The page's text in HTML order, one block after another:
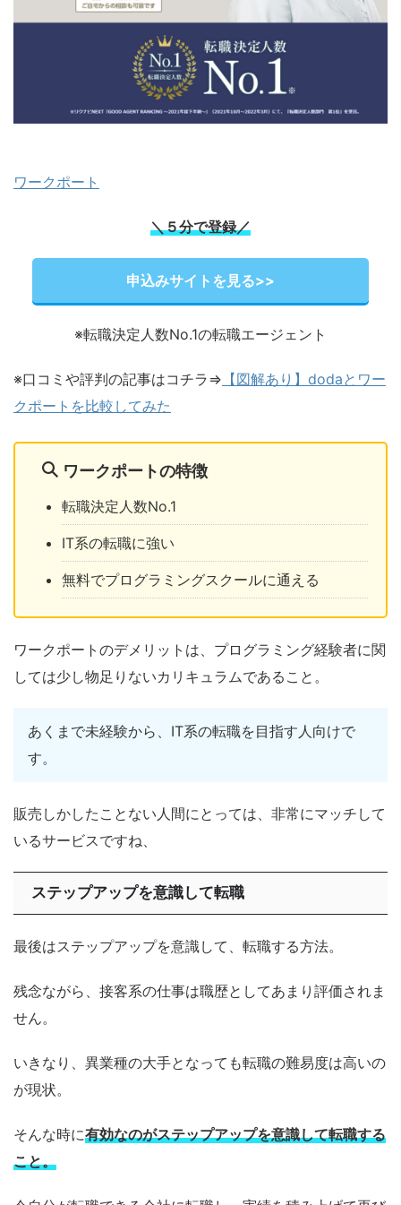
ワークポート
＼５分で登録／
申込みサイトを見る>>
※転職決定人数No.1の転職エージェント
※口コミや評判の記事はコチラ⇒ 【図解あり】dodaとワー
クポートを比較してみた
ワークポートの特徴
転職決定人数No.1
IT系の転職に強い
無料でプログラミングスクールに通える
ワークポートのデメリットは、プログラミング経験者に関
しては少し物足りないカリキュラムであること。
あくまで未経験から、IT系の転職を目指す人向けで
す。
販売しかしたことない人間にとっては、非常にマッチして
いるサービスですね、
ステップアップを意識して転職
最後はステップアップを意識して、転職する方法。
残念ながら、接客系の仕事は職歴としてあまり評価されま
せん。
いきなり、異業種の大手となっても転職の難易度は高いの
が現状。
そんな時に有効なのがステップアップを意識して転職する
こと。